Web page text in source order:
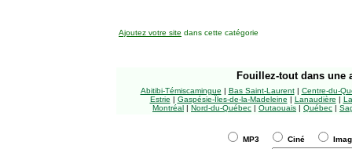
Ajoutez votre site dans cette catégorie
Fouillez-tout dans une
Abitibi-Témiscamingue | Bas Saint-Laurent| Centre-du-
Estrie | Gaspésie-Îles-de-la-Madeleine | Lanaudière |
Montréal | Nord-du-Québec | Outaouais | Québec |
MP3 Ciné